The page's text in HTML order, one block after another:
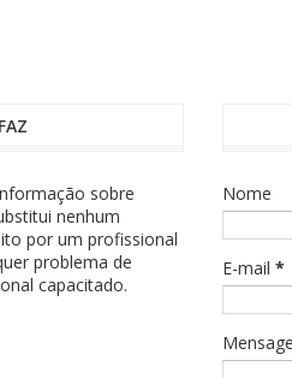
sobre
nenhum
por um profissional
problema de
capacitado.
Nome
E-mail*